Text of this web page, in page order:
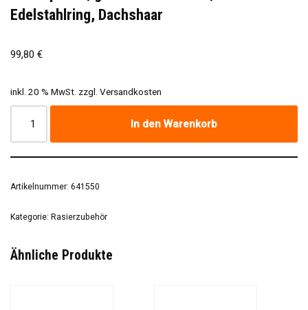
Edelstahlring, Dachshaar
99,80 €
inkl. 20 % MwSt. zzgl. Versandkosten
In den Warenkorb
Artikelnummer: 641550
Kategorie: Rasierzubehör
Ähnliche Produkte